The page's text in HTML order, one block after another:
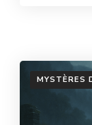
MYSTÈRES